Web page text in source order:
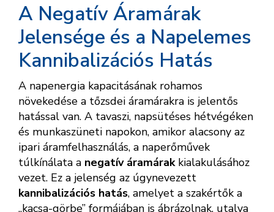
A Negatív Áramárak
Jelensége és a Napelemes
Kannibalizációs Hatás
A napenergia kapacitásának rohamos
növekedése a tőzsdei áramárakra is jelentős
hatással van. A tavaszi, napsütéses hétvégéken
és munkaszüneti napokon, amikor alacsony az
ipari áramfelhasználás, a naperőművek
túlkínálata a negatív áramárakkialakulásához
vezet. Ez a jelenség az úgynevezett
kannibalizációs hatás, amelyet a szakértők a
„kacsa-görbe” formájában is ábrázolnak, utalva